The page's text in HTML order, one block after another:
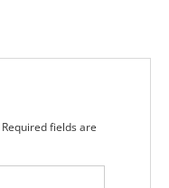
Required fields are